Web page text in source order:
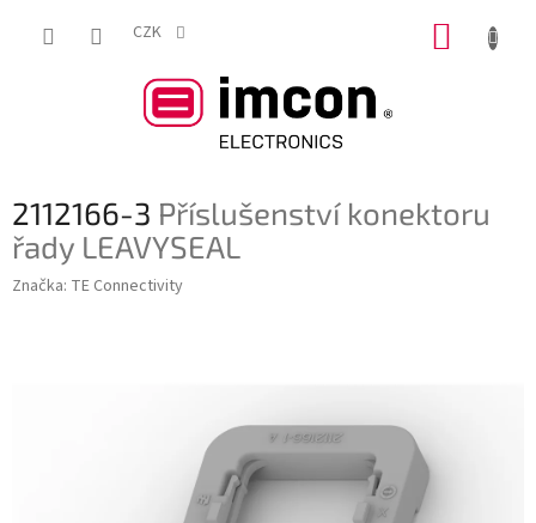
CZK
2112166-3 Příslušenství konektoru
řady LEAVYSEAL
Značka: TE Connectivity